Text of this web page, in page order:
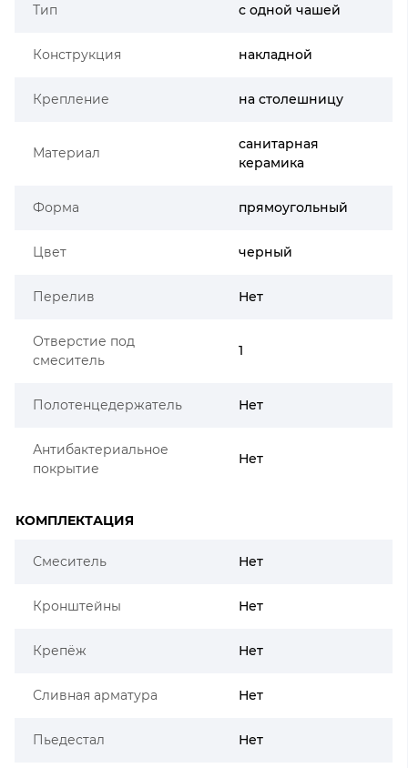
Тип с одной чашей
Конструкция накладной
Крепление на столешницу
Материал
санитарная
керамика
Форма прямоугольный
Цвет черный
Перелив Нет
Отверстие под
смеситель
1
Полотенцедержатель Нет
Антибактериальное
покрытие
Нет
КОМПЛЕКТАЦИЯ
Смеситель Нет
Кронштейны Нет
Крепёж Нет
Сливная арматура Нет
Пьедестал Нет